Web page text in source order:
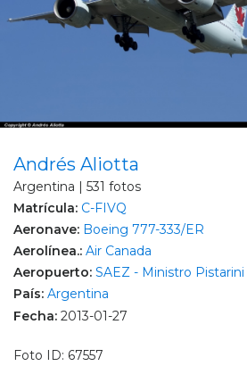
Andrés Aliotta
Argentina | 531 fotos
Matrícula: C-FIVQ
Aeronave: Boeing 777-333/ER
Aerolínea.: Air Canada
Aeropuerto: SAEZ - Ministro Pistarini
País: Argentina
Fecha: 2013-01-27
Foto ID: 67557